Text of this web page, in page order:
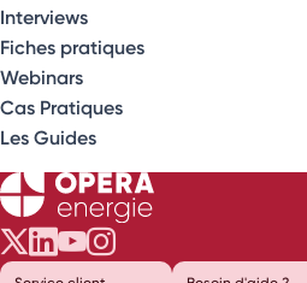
Interviews
Fiches pratiques
Webinars
Cas Pratiques
Les Guides
Opéra Énergie sur
Opéra Énergie sur
Opéra Énergie
Opéra Énergie